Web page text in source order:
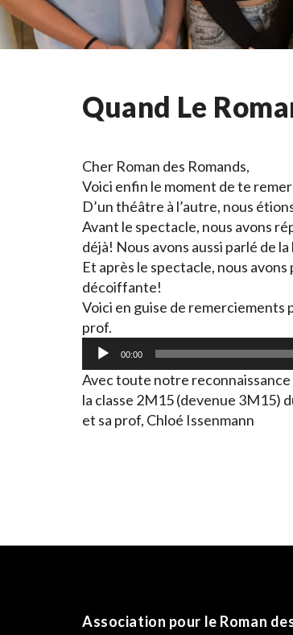
Quand Le
Cher Roman des Romands,
Voici enfin le moment de te
D’un théâtre à l’autre, nous
Avant le spectacle, nous avons
déjà! Nous avons aussi parlé de
Et après le spectacle, nous
décoiffante!
Voici en guise de
prof.
Lecteur
audio
00:00
Avec toute notre
la classe 2M15 (devenue 3M15)
et sa prof, Chloé Issenmann
Association pour le Roman